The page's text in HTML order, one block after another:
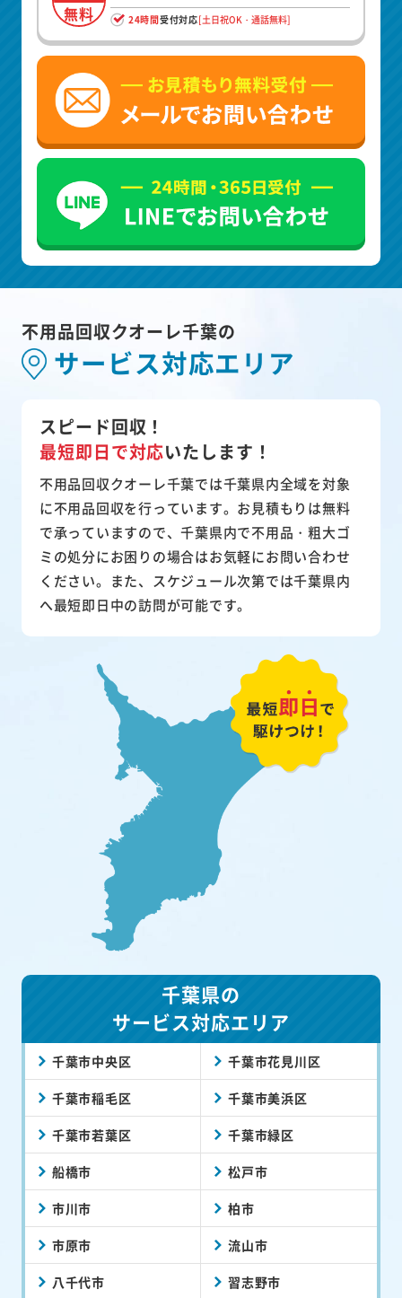
無料 24時間受付対応[土日祝OK・通話無料]
不用品回収クオーレ千葉の
サービス対応エリア
スピード回収！
最短即日で対応いたします！
不用品回収クオーレ千葉では千葉県内全域を対象
に不用品回収を行っています。お見積もりは無料
で承っていますので、千葉県内で不用品・粗大ゴ
ミの処分にお困りの場合はお気軽にお問い合わせ
ください。また、スケジュール次第では千葉県内
へ最短即日中の訪問が可能です。
千葉県の
サービス対応エリア
千葉市中央区 千葉市花見川区
千葉市稲毛区 千葉市美浜区
千葉市若葉区 千葉市緑区
船橋市 松戸市
市川市 柏市
市原市 流山市
八千代市 習志野市